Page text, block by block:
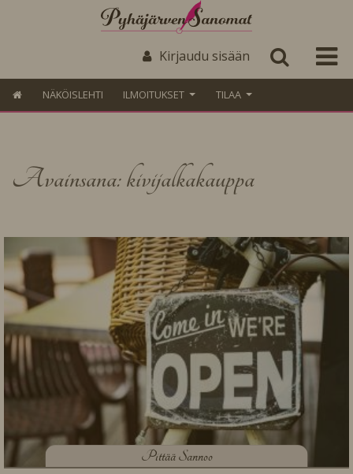
Kirjaudu sisään
NÄKÖISLEHTI ILMOITUKSET TILAA
Avainsana: kivijalkakauppa
Pittää Sannoo